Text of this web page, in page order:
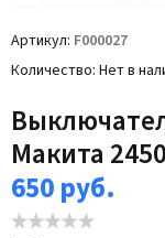
Артикул F000027
Количество Нет в
Макита 2450
650руб.